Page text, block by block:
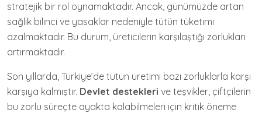
stratejik bir rol oynamaktadır. Ancak, günümüzde artan
sağlık bilinci ve yasaklar nedeniyle tütün tüketimi
azalmaktadır. Bu durum, üreticilerin karşılaştığı zorlukları
artırmaktadır.
Son yıllarda, Türkiye’de tütün üretimi bazı zorluklarla karşı
karşıya kalmıştır. Devlet destekleri ve teşvikler, çiftçilerin
bu zorlu süreçte ayakta kalabilmeleri için kritik öneme